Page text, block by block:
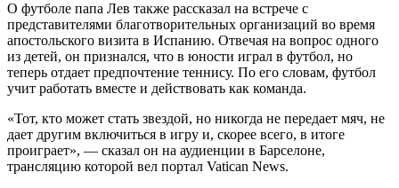
О футболе папа Лев также рассказал на встрече с
представителями благотворительных организаций во время
апостольского визита в Испанию. Отвечая на вопрос одного
из детей, он признался, что в юности играл в футбол, но
теперь отдает предпочтение теннису. По его словам, футбол
учит работать вместе и действовать как команда.
«Тот, кто может стать звездой, но никогда не передает мяч, не
дает другим включиться в игру и, скорее всего, в итоге
проиграет», — сказал он на аудиенции в Барселоне,
трансляцию которой вел портал Vatican News.